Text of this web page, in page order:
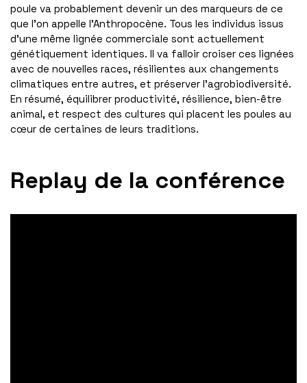
poule va probablement devenir un des marqueurs de ce
que l’on appelle l’Anthropocène. Tous les individus issus
d’une même lignée commerciale sont actuellement
génétiquement identiques. Il va falloir croiser ces lignées
avec de nouvelles races, résilientes aux changements
climatiques entre autres, et préserver l’agrobiodiversité.
En résumé, équilibrer productivité, résilience, bien-être
animal, et respect des cultures qui placent les poules au
cœur de certaines de leurs traditions.
Replay de la conférence